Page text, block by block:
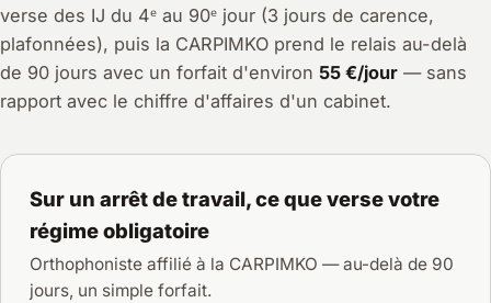
verse des IJ du 4ᵉ au 90ᵉ jour (3 jours de carence,
plafonnées), puis la CARPIMKO prend le relais au-delà
de 90 jours avec un forfait d'environ 55 €/jour — sans
rapport avec le chiffre d'affaires d'un cabinet.
Sur un arrêt de travail, ce que verse votre
régime obligatoire
Orthophoniste affilié à la CARPIMKO — au-delà de 90
jours, un simple forfait.